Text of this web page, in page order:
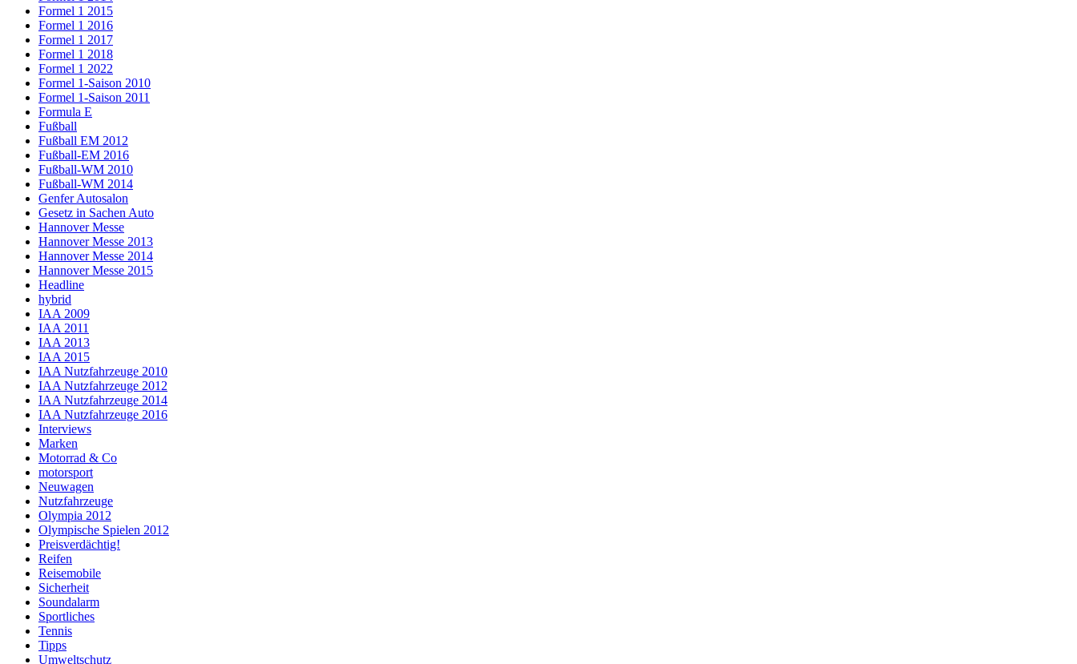
Formel 1 2015
Formel 1 2016
Formel 1 2017
Formel 1 2018
Formel 1 2022
Formel 1-Saison 2010
Formel 1-Saison 2011
Formula E
Fußball
Fußball EM 2012
Fußball-EM 2016
Fußball-WM 2010
Fußball-WM 2014
Genfer Autosalon
Gesetz in Sachen Auto
Hannover Messe
Hannover Messe 2013
Hannover Messe 2014
Hannover Messe 2015
Headline
hybrid
IAA 2009
IAA 2011
IAA 2013
IAA 2015
IAA Nutzfahrzeuge 2010
IAA Nutzfahrzeuge 2012
IAA Nutzfahrzeuge 2014
IAA Nutzfahrzeuge 2016
Interviews
Marken
Motorrad & Co
motorsport
Neuwagen
Nutzfahrzeuge
Olympia 2012
Olympische Spielen 2012
Preisverdächtig!
Reifen
Reisemobile
Sicherheit
Soundalarm
Sportliches
Tennis
Tipps
Umweltschutz